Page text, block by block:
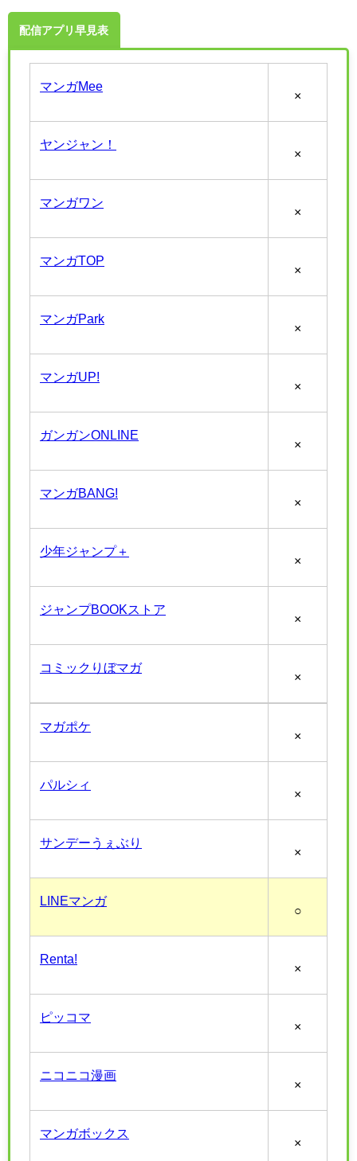
配信アプリ早見表
マンガMee
×
ヤンジャン！
×
マンガワン
×
マンガTOP
×
マンガPark
×
マンガUP!
×
ガンガンONLINE
×
マンガBANG!
×
少年ジャンプ＋
×
ジャンプBOOKストア
×
コミックりぼマガ
×
マガポケ
×
パルシィ
×
サンデーうぇぶり
×
LINEマンガ
○
Renta!
×
ピッコマ
×
ニコニコ漫画
×
マンガボックス
×